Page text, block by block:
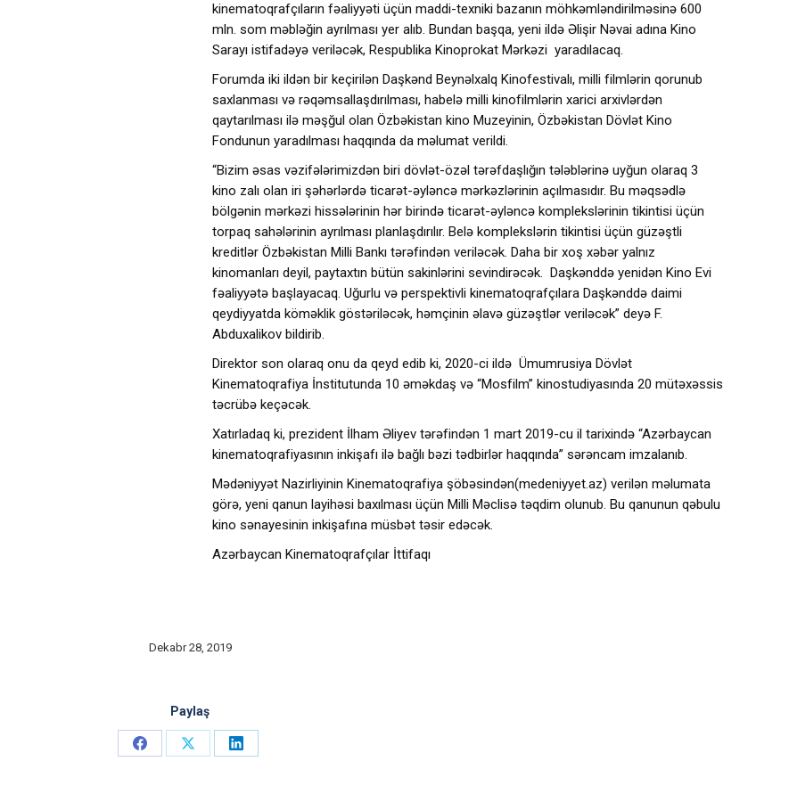
kinematoqrafçıların fəaliyyəti üçün maddi-texniki bazanın möhkəmləndirilməsinə 600
mln. som məbləğin ayrılması yer alıb. Bundan başqa, yeni ildə Əlişir Nəvai adına Kino
Sarayı istifadəyə veriləcək, Respublika Kinoprokat Mərkəzi yaradılacaq.
Forumda iki ildən bir keçirilən Daşkənd Beynəlxalq Kinofestivalı, milli filmlərin qorunub
saxlanması və rəqəmsallaşdırılması, habelə milli kinofilmlərin xarici arxivlərdən
qaytarılması ilə məşğul olan Özbəkistan kino Muzeyinin, Özbəkistan Dövlət Kino
Fondunun yaradılması haqqında da məlumat verildi.
“Bizim əsas vəzifələrimizdən biri dövlət-özəl tərəfdaşlığın tələblərinə uyğun olaraq 3
kino zalı olan iri şəhərlərdə ticarət-əyləncə mərkəzlərinin açılmasıdır. Bu məqsədlə
bölgənin mərkəzi hissələrinin hər birində ticarət-əyləncə komplekslərinin tikintisi üçün
torpaq sahələrinin ayrılması planlaşdırılır. Belə komplekslərin tikintisi üçün güzəştli
kreditlər Özbəkistan Milli Bankı tərəfindən veriləcək. Daha bir xoş xəbər yalnız
kinomanları deyil, paytaxtın bütün sakinlərini sevindirəcək. Daşkənddə yenidən Kino Evi
fəaliyyətə başlayacaq. Uğurlu və perspektivli kinematoqrafçılara Daşkənddə daimi
qeydiyyatda köməklik göstəriləcək, həmçinin əlavə güzəştlər veriləcək” deyə F.
Abduxalikov bildirib.
Direktor son olaraq onu da qeyd edib ki, 2020-ci ildə Ümumrusiya Dövlət
Kinematoqrafiya İnstitutunda 10 əməkdaş və “Mosfilm” kinostudiyasında 20 mütəxəssis
təcrübə keçəcək.
Xatırladaq ki, prezident İlham Əliyev tərəfindən 1 mart 2019-cu il tarixində “Azərbaycan
kinematoqrafiyasının inkişafı ilə bağlı bəzi tədbirlər haqqında” sərəncam imzalanıb.
Mədəniyyət Nazirliyinin Kinematoqrafiya şöbəsindən(medeniyyet.az) verilən məlumata
görə, yeni qanun layihəsi baxılması üçün Milli Məclisə təqdim olunub. Bu qanunun qəbulu
kino sənayesinin inkişafına müsbət təsir edəcək.
Azərbaycan Kinematoqrafçılar İttifaqı
Dekabr 28, 2019
Paylaş
Share
Share
Share